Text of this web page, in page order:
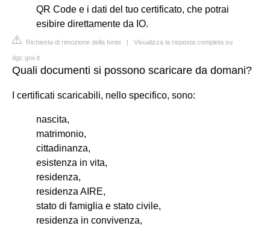
QR Code e i dati del tuo certificato, che potrai
esibire direttamente da IO.
Richiesta di rimozione della fonte | Visualizza la risposta completa su
dgc.gov.it
Quali documenti si possono scaricare da domani?
I certificati scaricabili, nello specifico, sono:
nascita,
matrimonio,
cittadinanza,
esistenza in vita,
residenza,
residenza AIRE,
stato di famiglia e stato civile,
residenza in convivenza,